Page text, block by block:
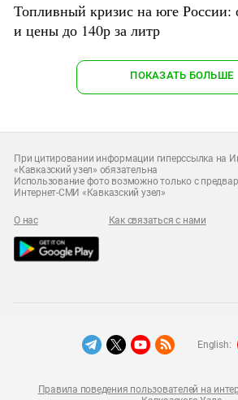
Топливный кризис на юге России:
и цены до 140р за литр
ПОКАЗАТЬ БОЛЬШЕ
При цитировании информации гиперссылка на
«Кавказский узел» обязательна
Использование фото возможно только с
Интернет-СМИ «Кавказский узел»
О нас Как связаться с нами
Правила поведения пользователей на
English: